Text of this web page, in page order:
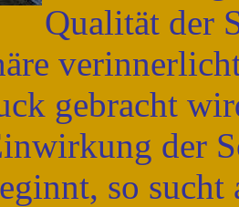
Qualität der
gebracht
der
so